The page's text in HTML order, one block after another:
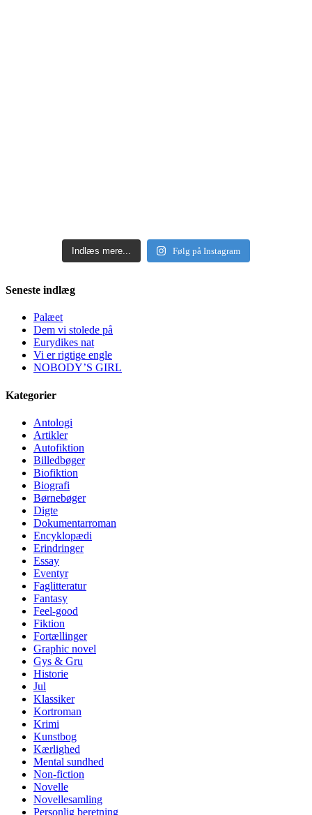
Indlæs mere... Følg på Instagram
Seneste indlæg
Palæet
Dem vi stolede på
Eurydikes nat
Vi er rigtige engle
NOBODY’S GIRL
Kategorier
Antologi
Artikler
Autofiktion
Billedbøger
Biofiktion
Biografi
Børnebøger
Digte
Dokumentarroman
Encyklopædi
Erindringer
Essay
Eventyr
Faglitteratur
Fantasy
Feel-good
Fiktion
Fortællinger
Graphic novel
Gys & Gru
Historie
Jul
Klassiker
Kortroman
Krimi
Kunstbog
Kærlighed
Mental sundhed
Non-fiction
Novelle
Novellesamling
Personlig beretning